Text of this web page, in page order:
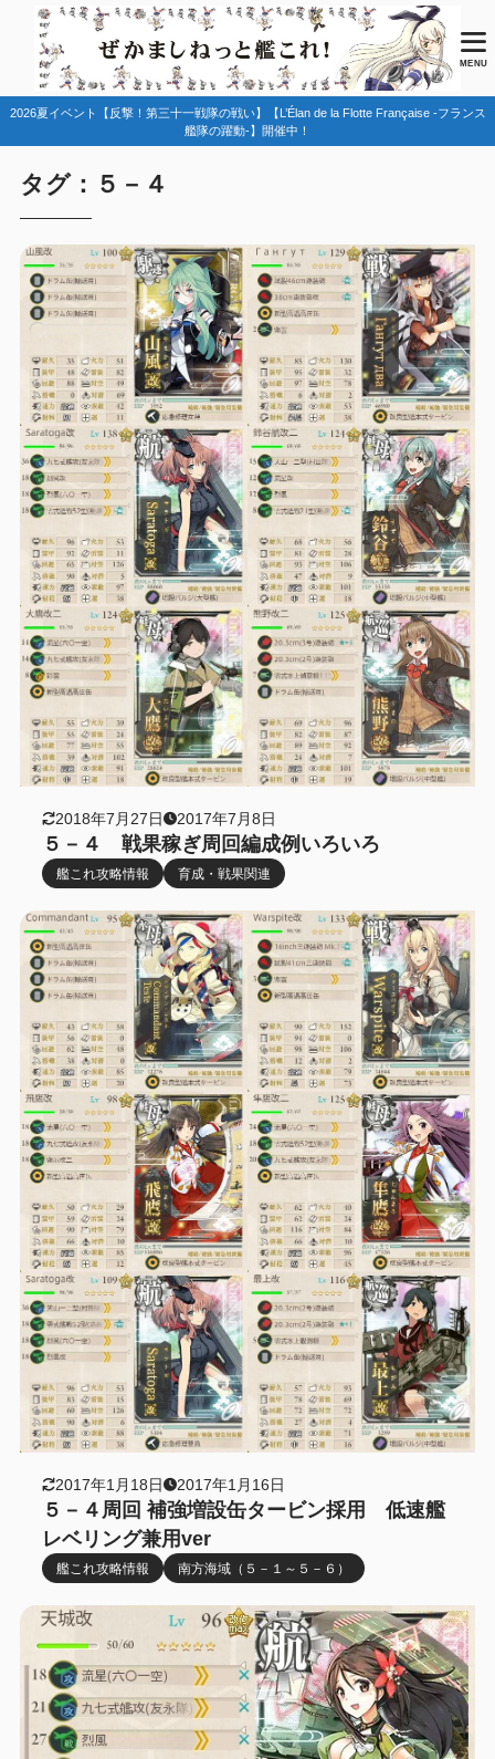
MENU
2026夏イベント【反撃！第三十一戦隊の戦い】【L’Élan de la Flotte Française -フランス
艦隊の躍動-】開催中！
タグ：５－４
2018年7月27日 2017年7月8日
５－４ 戦果稼ぎ周回編成例いろいろ
艦これ攻略情報 育成・戦果関連
2017年1月18日 2017年1月16日
５－４周回 補強増設缶タービン採用 低速艦
レベリング兼用ver
艦これ攻略情報 南方海域（５－１～５－６）